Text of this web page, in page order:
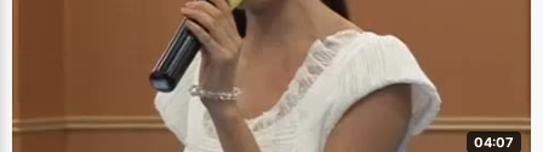
04:07